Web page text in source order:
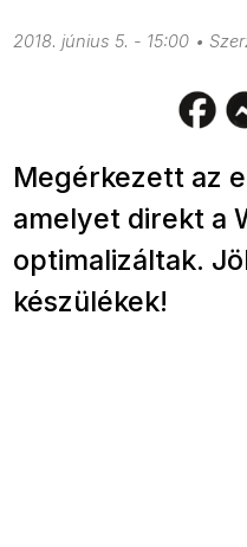
2018. június 5. - 15:00
Megérkezett az
amelyet direkt a
optimalizáltak.
készülékek!